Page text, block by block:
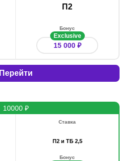
П2
Бонус
Exclusive
15 000 ₽
Перейти
10000 ₽
Ставка
П2 и ТБ 2,5
Бонус